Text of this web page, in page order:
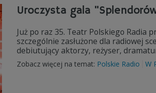
Uroczysta gala
Już po raz 35. Teatr Polskiego Radia
szczególnie zasłużone dla radiowej
debiutujący aktorzy, reżyser,
Zobacz więcej na temat: Polskie Radio W